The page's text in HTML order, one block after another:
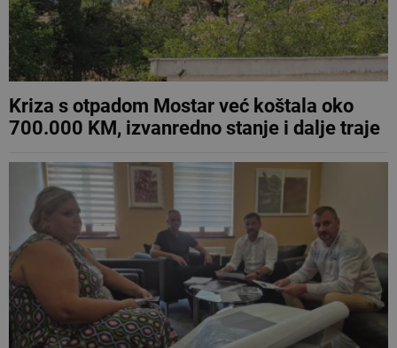
Kriza s otpadom Mostar već koštala oko
700.000 KM, izvanredno stanje i dalje traje